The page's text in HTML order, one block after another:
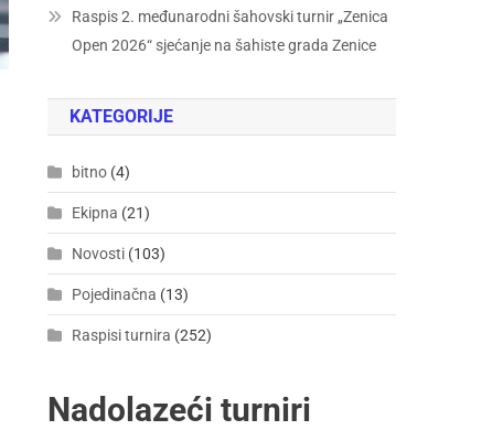
Raspis 2. međunarodni šahovski turnir „Zenica
Open 2026“ sjećanje na šahiste grada Zenice
KATEGORIJE
bitno (4)
Ekipna (21)
Novosti (103)
Pojedinačna (13)
Raspisi turnira (252)
Nadolazeći turniri